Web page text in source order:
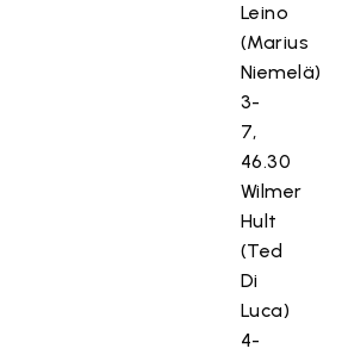
Leino
(Marius
Niemelä)
3-
7,
46.30
Wilmer
Hult
(Ted
Di
Luca)
4-